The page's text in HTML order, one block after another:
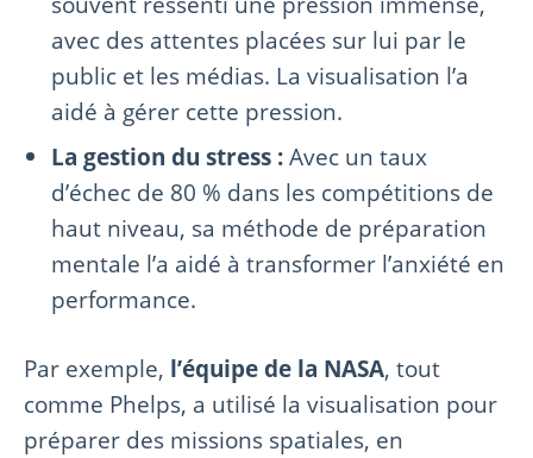
avec des attentes placées sur lui par le
public et les médias. La visualisation l’a
aidé à gérer cette pression.
La gestion du stress :Avec un taux
d’échec de 80 % dans les compétitions de
haut niveau, sa méthode de préparation
mentale l’a aidé à transformer l’anxiété en
performance.
Par exemple, l’équipe de la NASA, tout
comme Phelps, a utilisé la visualisation pour
préparer des missions spatiales, en